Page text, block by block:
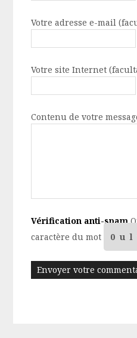
Votre adresse e-mail
Votre site Internet
Contenu de votre
Vérification anti-spam
caractère du mot